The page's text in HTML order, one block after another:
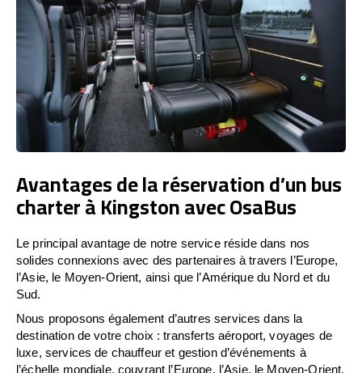
Avantages de la réservation d’un bus
charter à Kingston avec OsaBus
Le principal avantage de notre service réside dans nos
solides connexions avec des partenaires à travers l’Europe,
l’Asie, le Moyen-Orient, ainsi que l’Amérique du Nord et du
Sud.
Nous proposons également d’autres services dans la
destination de votre choix : transferts aéroport, voyages de
luxe, services de chauffeur et gestion d’événements à
l’échelle mondiale, couvrant l’Europe, l’Asie, le Moyen-Orient,